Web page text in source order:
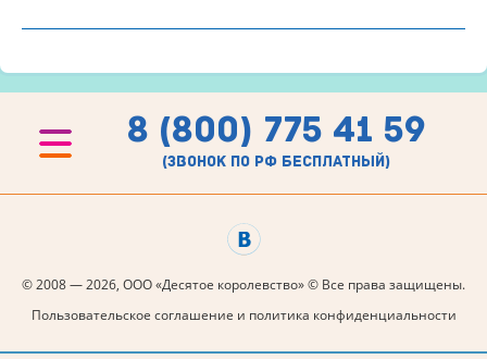
8 (800) 775 41 59
(звонок по рф бесплатный)
© 2008 — 2026, ООО «Десятое королевство» © Все права защищены.
Пользовательское соглашение и политика конфиденциальности